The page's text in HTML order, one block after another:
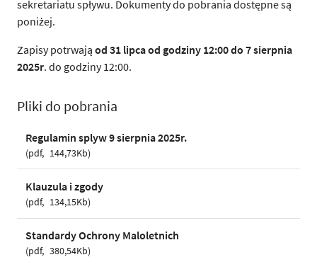
sekretariatu spływu. Dokumenty do pobrania dostępne są
poniżej.
Zapisy potrwają od 31 lipca od godziny 12:00 do 7 sierpnia
2025r. do godziny 12:00.
Pliki do pobrania
Regulamin splyw 9 sierpnia 2025r.
pdf 144,73Kb
Klauzula i zgody
pdf 134,15Kb
Standardy Ochrony Maloletnich
pdf 380,54Kb